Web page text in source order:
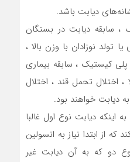
دیابت باشد.
، سابقه دیابت در بستگان
تولد نوزادان با وزن بالا ،
پلی کیستیک ، سابقه بیماری
اختلال تحمل قند ، اختلال
به دیابت خواهند بود.
اینکه دیابت نوع اول غالبا
می‌کند که از ابتدا نیاز به انسولین
دو که به آن دیابت غیر